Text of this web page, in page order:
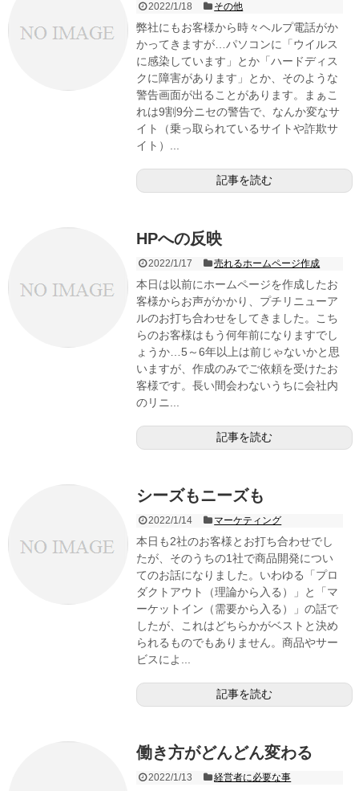
2022/1/18 その他
弊社にもお客様から時々ヘルプ電話がか
かってきますが…パソコンに「ウイルス
に感染しています」とか「ハードディス
クに障害があります」とか、そのような
警告画面が出ることがあります。まぁこ
れは9割9分ニセの警告で、なんか変なサ
イト（乗っ取られているサイトや詐欺サ
イト）...
記事を読む
HPへの反映
2022/1/17 売れるホームページ作成
本日は以前にホームページを作成したお
客様からお声がかかり、プチリニューア
ルのお打ち合わせをしてきました。こち
らのお客様はもう何年前になりますでし
ょうか…5～6年以上は前じゃないかと思
いますが、作成のみでご依頼を受けたお
客様です。長い間会わないうちに会社内
のリニ...
記事を読む
シーズもニーズも
2022/1/14 マーケティング
本日も2社のお客様とお打ち合わせでし
たが、そのうちの1社で商品開発につい
てのお話になりました。いわゆる「プロ
ダクトアウト（理論から入る）」と「マ
ーケットイン（需要から入る）」の話で
したが、これはどちらかがベストと決め
られるものでもありません。商品やサー
ビスによ...
記事を読む
働き方がどんどん変わる
2022/1/13 経営者に必要な事